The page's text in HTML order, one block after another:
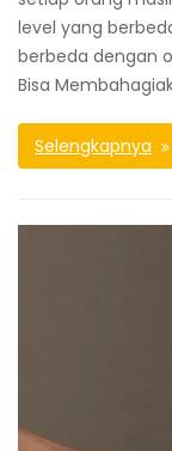
level yang
berbeda dengan
Bisa
Selengkapnya